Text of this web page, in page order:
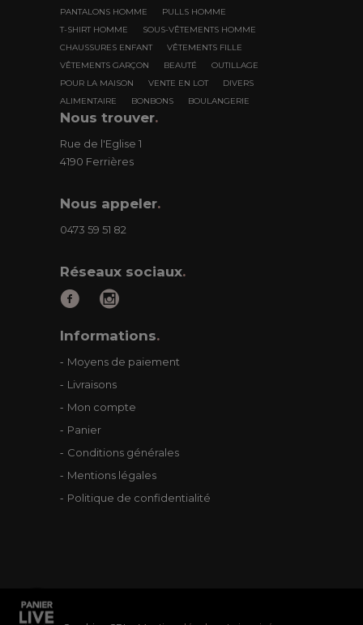
PANTALONS HOMME
PULLS HOMME
T-SHIRT HOMME
SOUS-VÊTEMENTS HOMME
CHAUSSURES ENFANT
VÊTEMENTS FILLE
VÊTEMENTS GARÇON
BEAUTÉ
OUTILLAGE
POUR LA MAISON
VENTE EN LOT
DIVERS
ALIMENTAIRE
BONBONS BOULANGERIE
Nous trouver.
Rue de l'Eglise 1
4190 Ferrières
Nous appeler.
0473 59 51 82
Réseaux sociaux.
Informations.
Moyens de paiement
Livraisons
Mon compte
Panier
Conditions générales
Mentions légales
Politique de confidentialité